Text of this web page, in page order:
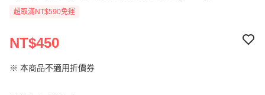
超取滿NT$590免運
NT$450
※ 本商品不適用折價券